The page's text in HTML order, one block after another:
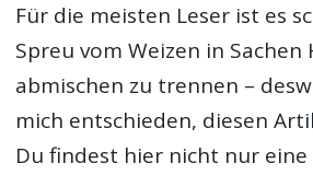
Für die meisten Leser ist es
Spreu vom Weizen in Sachen
abmischen zu trennen –
mich entschieden, diesen
Du findest hier nicht nur eine